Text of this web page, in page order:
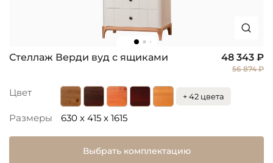
Стеллаж Верди вуд с ящиками 48 343 ₽
56 874 ₽
Цвет + 42 цвета
Размеры 630 x 415 x 1615
Выбрать комплектацию